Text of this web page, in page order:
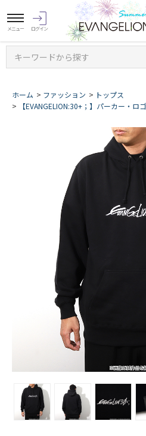
キーワードから探す
ホーム > ファッション > トップス
>
【EVANGELION:30+；】パーカー・ロゴ